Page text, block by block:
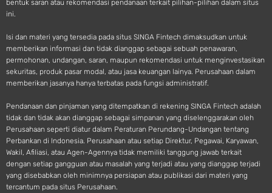
bentuk saran atau rekomendasi pendanaan terkait pilihan-pilihan dalam situs
ini.
Isi dan materi yang tersedia pada situs SINGA Fintech dimaksudkan untuk
memberikan informasi dan tidak dianggap sebagai sebuah penawaran,
permohonan, undangan, saran, maupun rekomendasi untuk menginvestasikan
sekuritas, produk pasar modal, atau jasa keuangan lainya. Perusahaan dalam
memberikan jasanya hanya terbatas pada fungsi administratif.
Pendanaan dan pinjaman yang ditempatkan di rekening SINGA Fintech adalah
tidak dan tidak akan dianggap sebagai simpanan yang diselenggarakan oleh
Perusahaan seperti diatur dalam Peraturan Perundang-Undangan tentang
Perbankan di Indonesia. Perusahaan atau setiap Direktur, Pegawai, Karyawan,
Wakil, Afiliasi, atau Agen-Agennya tidak memiliki tanggung jawab terkait
dengan setiap gangguan atau masalah yang terjadi atau yang dianggap terjadi
yang disebabkan oleh minimnya persiapan atau publikasi dari materi yang
tercantum pada situs Perusahaan.